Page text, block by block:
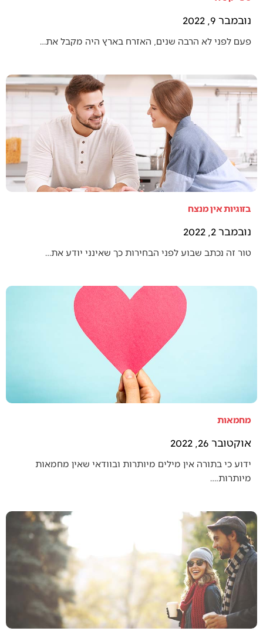
נובמבר 9, 2022
פעם לפני לא הרבה שנים, האזרח בארץ היה מקבל את…
בזוגיות אין מנצח
נובמבר 2, 2022
טור זה נכתב שבוע לפני הבחירות כך שאינני יודע את…
מחמאות
אוקטובר 26, 2022
ידוע כי בתורה אין מילים מיותרות ובוודאי שאין מחמאות
מיותרות.…